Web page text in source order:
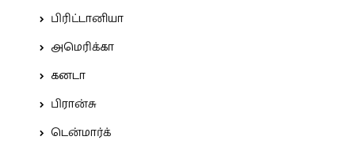
பிரிட்டானியா
அமெரிக்கா
கனடா
பிரான்சு
டென்மார்க்